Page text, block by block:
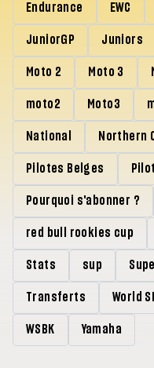
Endurance EWC
JuniorGP Juniors
Moto 2 Moto 3
moto2 Moto3
National Northern
Pilotes Belges
Pourquoi s'abonner ?
red bull rookies cup
Stats sup
Transferts World
WSBK Yamaha